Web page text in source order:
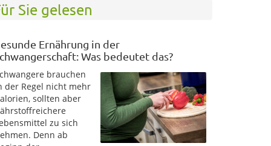
Sie gelesen
Ernährung in der
Was bedeutet das?
brauchen
der Regel nicht mehr
sollten aber
zu sich
Denn ab